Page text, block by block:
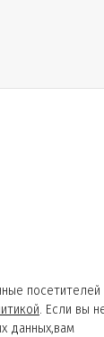
посетителей
. Если вы
данных,вам